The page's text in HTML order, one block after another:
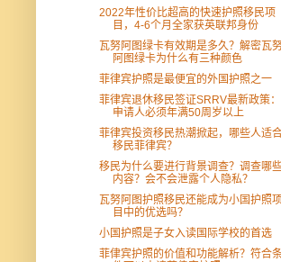
2022年性价比超高的快速护照移民项
目，4-6个月全家获英联邦身份
瓦努阿图绿卡有效期是多久？解密瓦
阿图绿卡为什么有三种颜色
菲律宾护照是最便宜的外国护照之一
菲律宾退休移民签证SRRV最新政策：
申请人必须年满50周岁以上
菲律宾投资移民热潮掀起，哪些人适
移民菲律宾？
移民为什么要进行背景调查？调查哪
内容？会不会泄露个人隐私？
瓦努阿图护照移民还能成为小国护照项
目中的优选吗？
小国护照是子女入读国际学校的首选
菲侓宾护照的价值和功能解析？符合